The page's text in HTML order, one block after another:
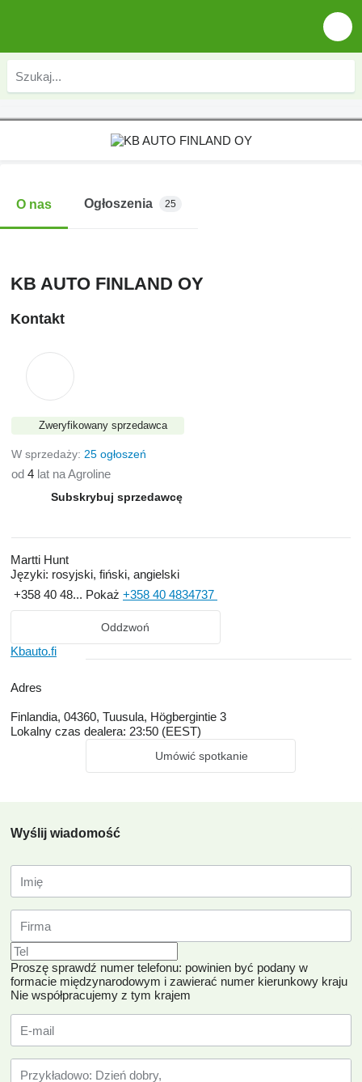
O nas Ogłoszenia 25
KB AUTO FINLAND OY
Kontakt
Zweryfikowany sprzedawca
W sprzedaży: 25 ogłoszeń
od 4 lat na Agroline
Subskrybuj sprzedawcę
Martti Hunt
Języki: rosyjski, fiński, angielski
+358 40 48... Pokaż +358 40 4834737
Oddzwoń
Kbauto.fi
Adres
Finlandia, 04360, Tuusula, Högbergintie 3
Lokalny czas dealera: 23:50 (EEST)
Umówić spotkanie
Wyślij wiadomość
Proszę sprawdź numer telefonu: powinien być podany w
formacie międzynarodowym i zawierać numer kierunkowy kraju
Nie współpracujemy z tym krajem